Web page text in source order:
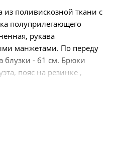
поливискозной ткани с
полуприлегающего
рукава
манжетами. По переду
блузки - 61 см. Брюки
пояс на резинке ,